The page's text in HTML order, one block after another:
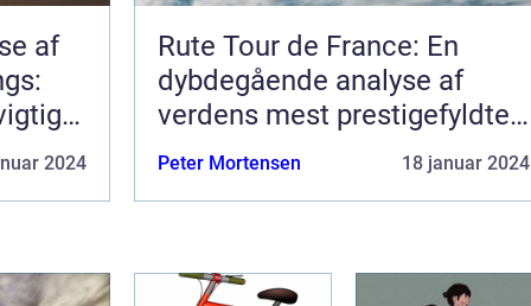
af
2024
Rute Tour de France: En
dybdegående analyse af
verdens mest prestigefyldte
cykelløb
Peter Mortensen 18 januar 2024